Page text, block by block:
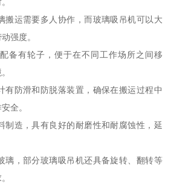
搬运需要多人协作，而玻璃吸吊机可以大
强度。
备有轮子，便于在不同工作场所之间移
有防滑和防脱落装置，确保在搬运过程中
全。
制造，具有良好的耐磨性和耐腐蚀性，延
璃，部分玻璃吸吊机还具备旋转、翻转等